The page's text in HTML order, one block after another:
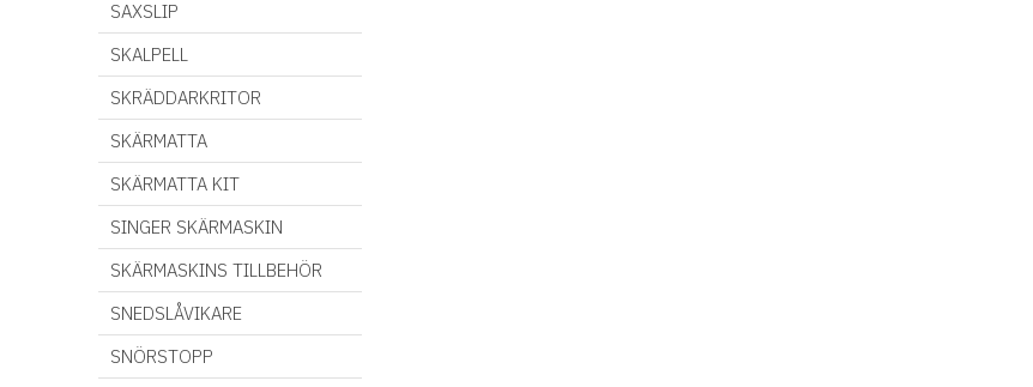
SAXSLIP
SKALPELL
SKRÄDDARKRITOR
SKÄRMATTA
SKÄRMATTA KIT
SINGER SKÄRMASKIN
SKÄRMASKINS TILLBEHÖR
SNEDSLÅVIKARE
SNÖRSTOPP